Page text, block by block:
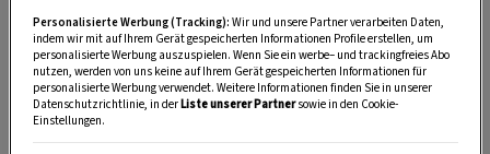
Personalisierte Werbung (Tracking): Wir und unsere Partner verarbeiten Daten,
indem wir mit auf Ihrem Gerät gespeicherten Informationen Profile erstellen, um
personalisierte Werbung auszuspielen. Wenn Sie ein werbe– und trackingfreies Abo
nutzen, werden von uns keine auf Ihrem Gerät gespeicherten Informationen für
personalisierte Werbung verwendet. Weitere Informationen finden Sie in unserer
Datenschutzrichtlinie, in derListe unserer Partnersowie in den Cookie-
Einstellungen.